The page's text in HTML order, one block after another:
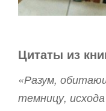
Цитаты из
«Разум,
темницу,